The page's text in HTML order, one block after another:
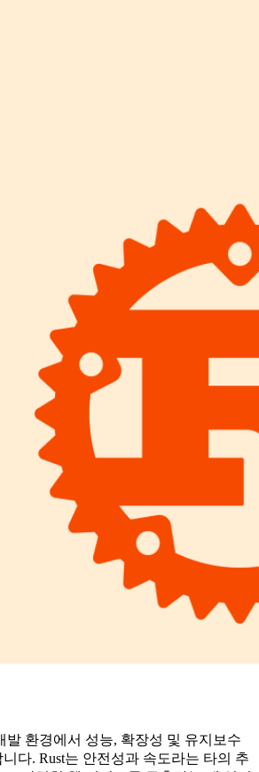
발 환경에서 성능, 확장성 및 유지보수
다. Rust는 안전성과 속도라는 타의 추